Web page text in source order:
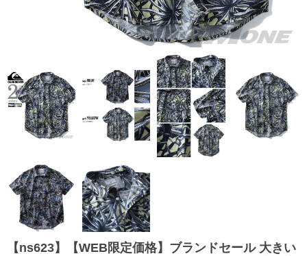
【ns623】【WEB限定価格】ブランドセール 大きい